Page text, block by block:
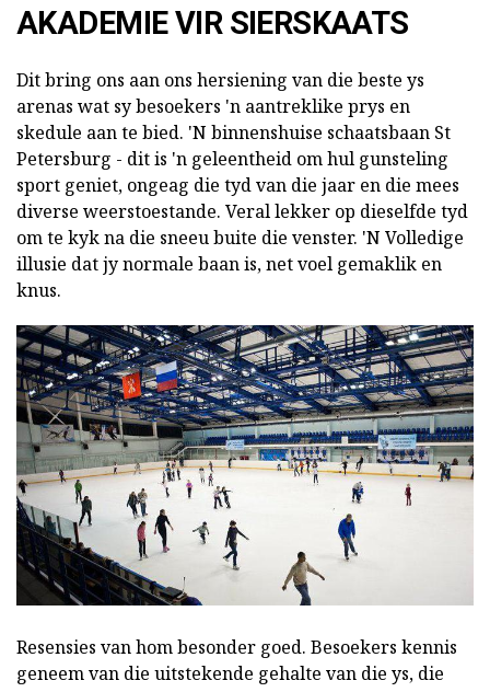
AKADEMIE VIR SIERSKAATS
Dit bring ons aan ons hersiening van die beste ys
arenas wat sy besoekers 'n aantreklike prys en
skedule aan te bied. 'N binnenshuise schaatsbaan St
Petersburg - dit is 'n geleentheid om hul gunsteling
sport geniet, ongeag die tyd van die jaar en die mees
diverse weerstoestande. Veral lekker op dieselfde tyd
om te kyk na die sneeu buite die venster. 'N Volledige
illusie dat jy normale baan is, net voel gemaklik en
knus.
Resensies van hom besonder goed. Besoekers kennis
geneem van die uitstekende gehalte van die ys, die